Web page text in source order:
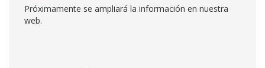
Próximamente se ampliará la información en nuestra
web.